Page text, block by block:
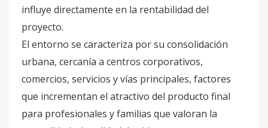
influye directamente en la rentabilidad del
proyecto.
El entorno se caracteriza por su consolidación
urbana, cercanía a centros corporativos,
comercios, servicios y vías principales, factores
que incrementan el atractivo del producto final
para profesionales y familias que valoran la